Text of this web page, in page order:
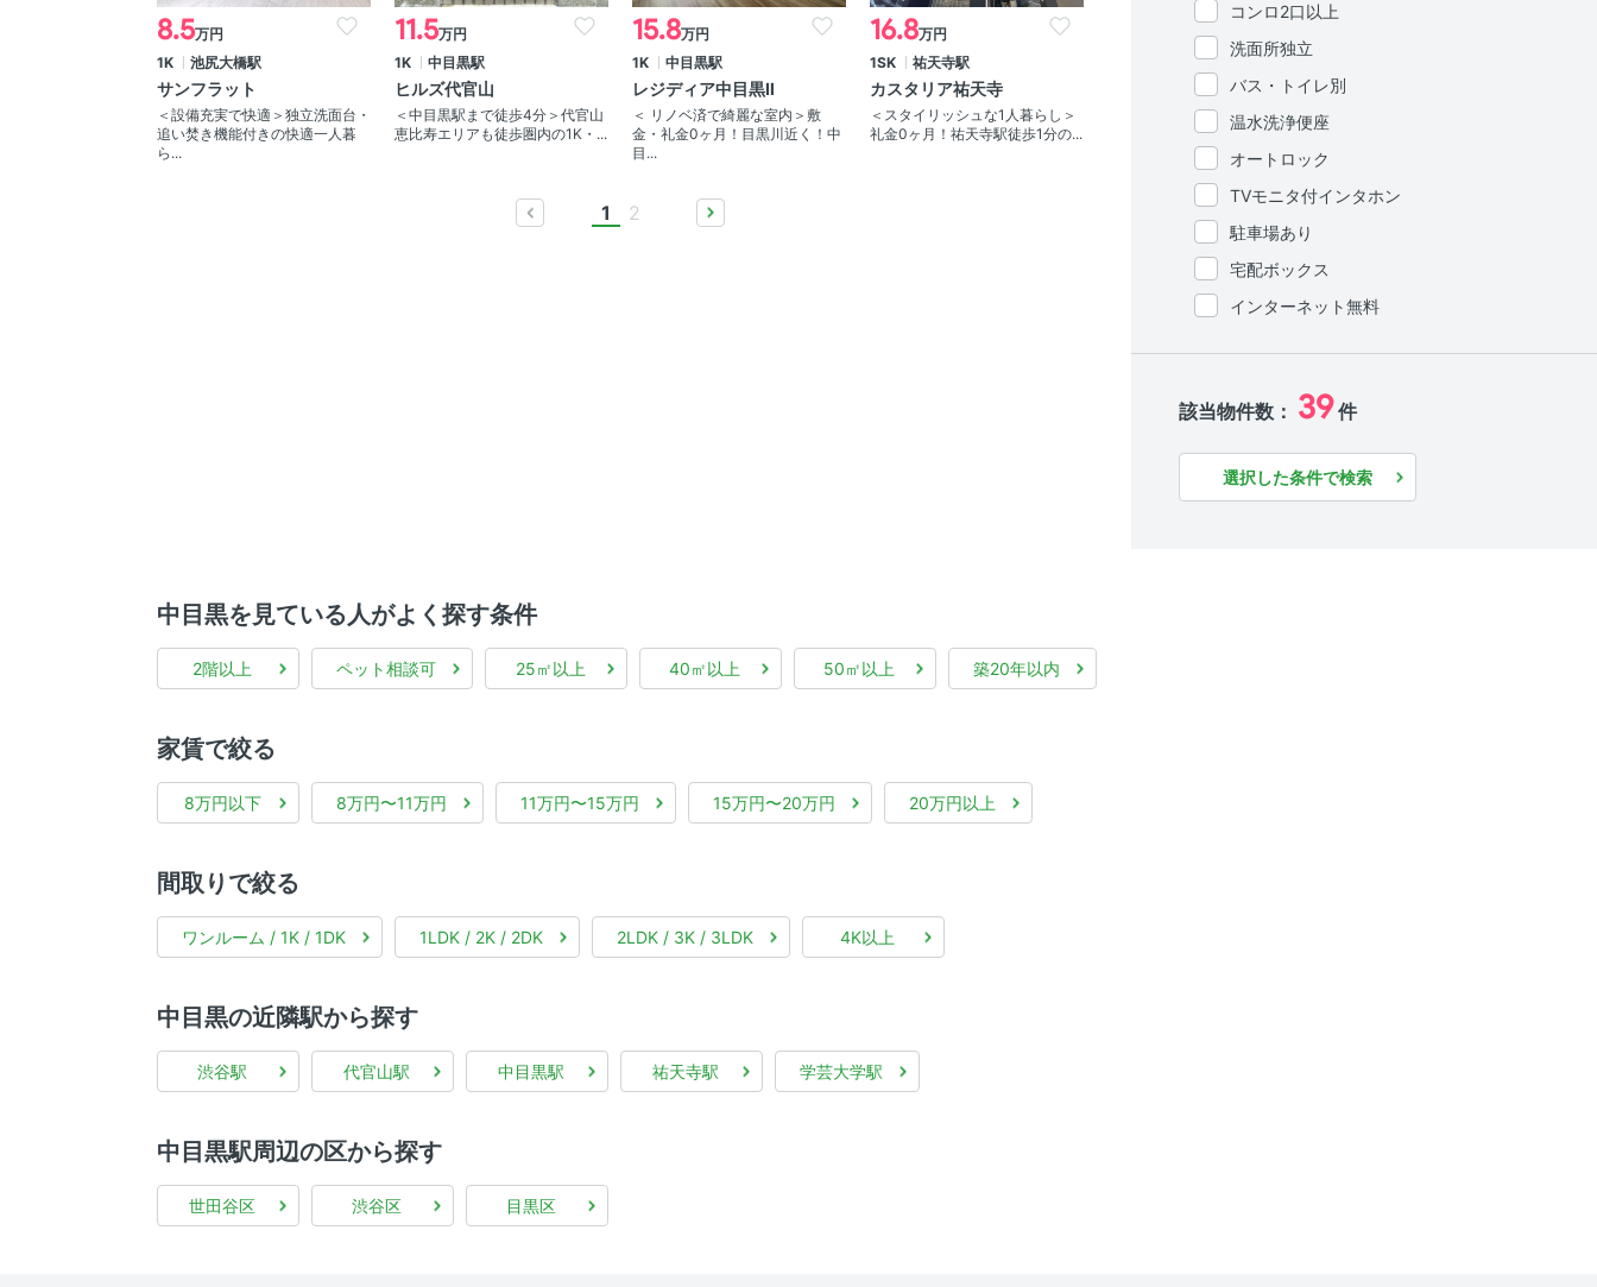
8.5万円
1K
池尻大橋駅
サンフラット
＜設備充実で快適＞独立洗面台・
追い焚き機能付きの快適一人暮
ら...
11.5万円
1K
中目黒駅
ヒルズ代官山
＜中目黒駅まで徒歩4分＞代官山
恵比寿エリアも徒歩圏内の1K・...
15.8万円
1K
中目黒駅
レジディア中目黒Ⅱ
＜ リノベ済で綺麗な室内＞敷
金・礼金0ヶ月！目黒川近く！中
目...
16.8万円
1SK
祐天寺駅
カスタリア祐天寺
＜スタイリッシュな1人暮らし＞
礼金0ヶ月！祐天寺駅徒歩1分の...
prev
1 2
コンロ2口以上
洗面所独立
バス・トイレ別
温水洗浄便座
オートロック
TVモニタ付インタホン
駐車場あり
宅配ボックス
インターネット無料
該当物件数： 39件
選択した条件で検索
中目黒を見ている人がよく探す条件
2階以上 ペット相談可 25㎡以上 40㎡以上 50㎡以上 築20年以内
家賃で絞る
8万円以下 8万円〜11万円 11万円〜15万円 15万円〜20万円 20万円以上
間取りで絞る
ワンルーム / 1K / 1DK 1LDK / 2K / 2DK 2LDK / 3K / 3LDK 4K以上
中目黒の近隣駅から探す
渋谷駅 代官山駅 中目黒駅 祐天寺駅 学芸大学駅
中目黒駅周辺の区から探す
世田谷区 渋谷区 目黒区